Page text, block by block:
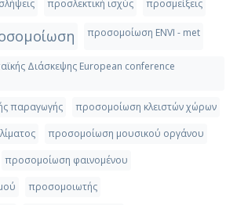
προσλεκτική ισχύς προσμείξεις
προσομοίωση ENVI - met
Διάσκεψης European conference
παραγωγής
προσομοίωση κλειστών χώρων
προσομοίωση μουσικού οργάνου
προσομοίωση φαινομένου
προσομοιωτής